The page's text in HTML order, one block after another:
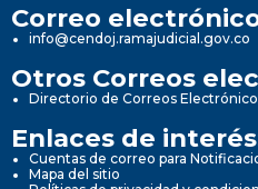
Correo
info@cendoj.ramajudicial.gov.co
Otros Correos
Directorio de Correos
Enlaces de
Cuentas de correo para
Mapa del sitio